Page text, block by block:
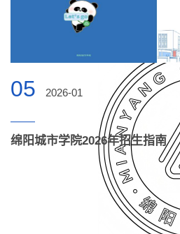
05 2026-01
绵阳城市学院2026年招生指南